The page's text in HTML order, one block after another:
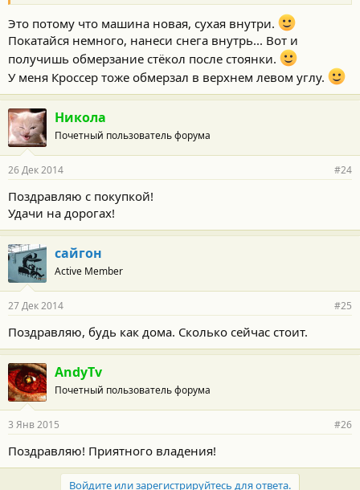
Это потому что машина новая, сухая внутри.
Покатайся немного, нанеси снега внутрь... Вот и
получишь обмерзание стёкол после стоянки.
У меня Кроссер тоже обмерзал в верхнем левом углу.
Никола
Почетный пользователь форума
26 Дек 2014 #24
Поздравляю с покупкой!
Удачи на дорогах!
сайгон
Active Member
27 Дек 2014 #25
Поздравляю, будь как дома. Сколько сейчас стоит.
AndyTv
Почетный пользователь форума
3 Янв 2015 #26
Поздравляю! Приятного владения!
Войдите или зарегистрируйтесь для ответа.